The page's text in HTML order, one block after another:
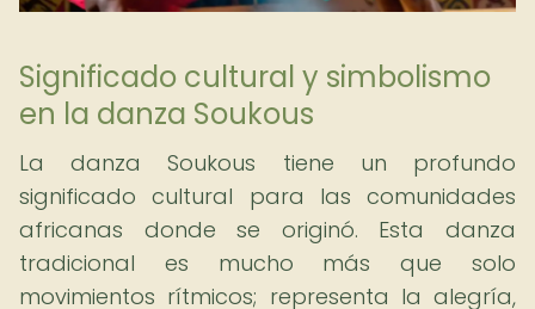
Significado cultural y simbolismo
en la danza Soukous
La danza Soukous tiene un profundo
significado cultural para las comunidades
africanas donde se originó. Esta danza
tradicional es mucho más que solo
movimientos rítmicos; representa la alegría,